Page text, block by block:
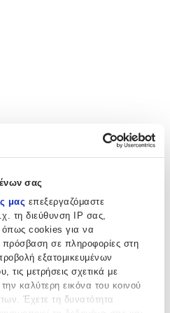
σας
μας επεξεργαζόμαστε
τη διεύθυνση IP σας,
όπως cookies για να
σε πληροφορίες στη
εξατομικευμένων
τις μετρήσεις σχετικά με
καλύτερη εικόνα του κοινού
Έχετε τη δυνατότητα